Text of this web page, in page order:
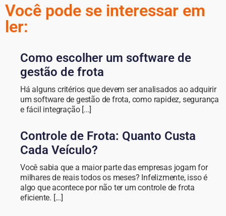
Você pode se interessar em
ler:
Como escolher um software de
gestão de frota
Há alguns critérios que devem ser analisados ao adquirir
um software de gestão de frota, como rapidez, segurança
e fácil integração [...]
Controle de Frota: Quanto Custa
Cada Veículo?
Você sabia que a maior parte das empresas jogam for
milhares de reais todos os meses? Infelizmente, isso é
algo que acontece por não ter um controle de frota
eficiente. [...]